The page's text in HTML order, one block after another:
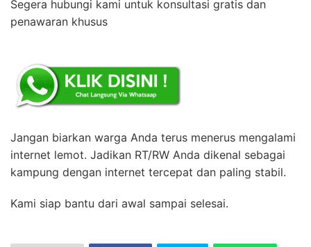
Segera hubungi kami untuk konsultasi gratis dan
penawaran khusus
Jangan biarkan warga Anda terus menerus mengalami
internet lemot. Jadikan RT/RW Anda dikenal sebagai
kampung dengan internet tercepat dan paling stabil.
Kami siap bantu dari awal sampai selesai.